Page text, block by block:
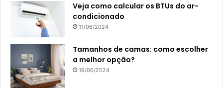
Veja como calcular os BTUs do ar-
condicionado
11/06/2024
Tamanhos de camas: como escolher
a melhor opção?
19/06/2024